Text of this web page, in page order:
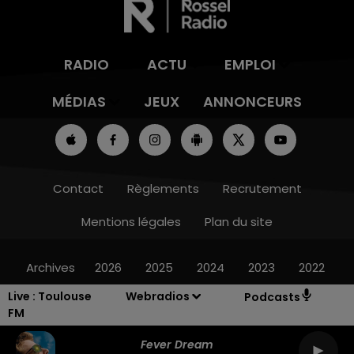
Live : Toulouse
FM
Webradios Podcasts
Fever Dream
RADIO ACTU
EMPLOI
MÉDIAS
JEUX ANNONCEURS
Contact Règlements
Recrutement
Mentions légales
Plan du site
Archives 2026 2025 2024 2023 2022